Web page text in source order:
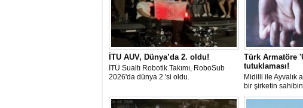
İTU AUV, Dünya’da 2. oldu!
İTÜ Sualtı Robotik Takımı, RoboSub
2026'da dünya 2.'si oldu.
Türk Armatöre
tutuklaması!
Midilli ile Ayvalık
bir şirketin
tutuklandığı